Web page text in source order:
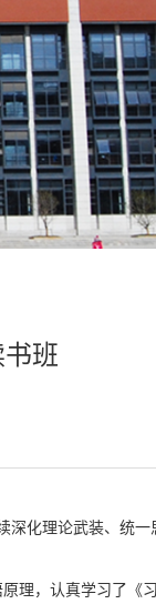
班
化理论武装、统
理，认真学习了《